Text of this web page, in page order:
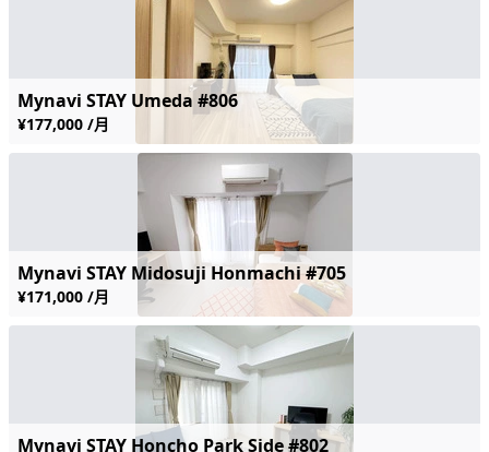
Mynavi STAY Umeda #806
¥177,000 /月
Mynavi STAY Midosuji Honmachi #705
¥171,000 /月
Mynavi STAY Honcho Park Side #802